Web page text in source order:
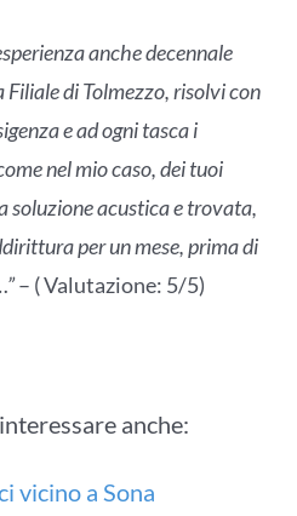
anche decennale
di Tolmezzo, risolvi con
e ad ogni tasca i
nel mio caso, dei tuoi
soluzione acustica e trovata,
per un mese, prima di
– ( Valutazione: 5/5)
anche:
vicino a Sona